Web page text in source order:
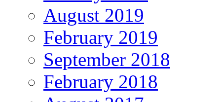
August 2019
February 2019
September 2018
February 2018